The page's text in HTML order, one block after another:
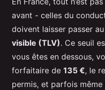
avant - celles du
doivent laisser passer
visible (TLV). Ce seuil
vous êtes en dessous,
forfaitaire de 135 €, le
permis, et parfois même